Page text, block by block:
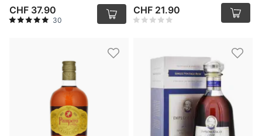
CHF 37.90
30
CHF 21.90